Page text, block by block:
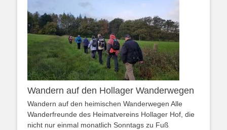
Wandern auf den Hollager Wanderwegen
Wandern auf den heimischen Wanderwegen Alle
Wanderfreunde des Heimatvereins Hollager Hof, die
nicht nur einmal monatlich Sonntags zu Fuß